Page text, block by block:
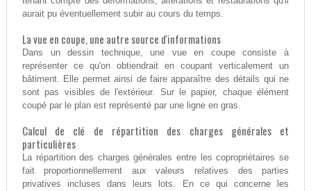
aurait pu éventuellement subir au cours du temps.
La vue en coupe, une autre source d'informations
Dans un dessin technique, une vue en coupe consiste à
représenter ce qu'on obtiendrait en coupant verticalement un
bâtiment. Elle permet ainsi de faire apparaître des détails qui ne
sont pas visibles de l'extérieur. Sur le papier, chaque élément
coupé par le plan est représenté par une ligne en gras.
Calcul de clé de répartition des charges générales et
particulières
La répartition des charges générales entre les copropriétaires se
fait proportionnellement aux valeurs relatives des parties
privatives incluses dans leurs lots. En ce qui concerne les